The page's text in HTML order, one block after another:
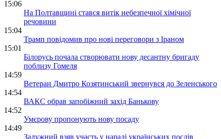
15:06
На Полтавщині стався витік небезпечної хімічної
речовини
15:04
Трамп повідомив про нові переговори з Іраном
15:01
Білорусь почала створювати нову десантну бригаду
поблизу Гомеля
14:59
Ветеран Дмитро Козятинський звернувся до Зеленського
14:54
ВАКС обрав запобіжний захід Банькову
14:52
Умєрову пропонують нову посаду
14:49
Залужний взяв участь у нараді українських послів